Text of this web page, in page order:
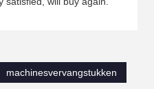
machinesvervangstukken